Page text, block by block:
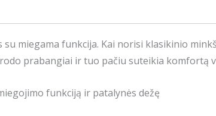
su miegama funkcija. Kai norisi klasikinio
prabangiai ir tuo pačiu suteikia komfortą
funkciją ir patalynės dežę